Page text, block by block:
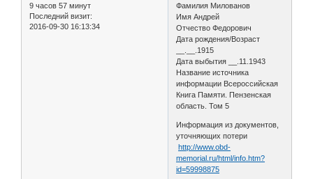
9 часов 57 минут
Последний визит:
2016-09-30 16:13:34
Фамилия Милованов
Имя Андрей
Отчество Федорович
Дата рождения/Возраст
__.__.1915
Дата выбытия __.11.1943
Название источника
информации Всероссийская
Книга Памяти. Пензенская
область. Том 5
Информация из документов,
уточняющих потери
http://www.obd-
memorial.ru/html/info.htm?
id=59998875